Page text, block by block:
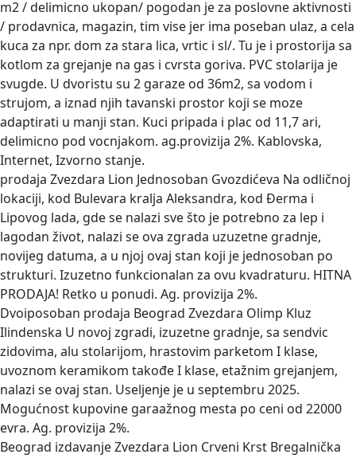
m2 / delimicno ukopan/ pogodan je za poslovne aktivnosti
/ prodavnica, magazin, tim vise jer ima poseban ulaz, a cela
kuca za npr. dom za stara lica, vrtic i sl/. Tu je i prostorija sa
kotlom za grejanje na gas i cvrsta goriva. PVC stolarija je
svugde. U dvoristu su 2 garaze od 36m2, sa vodom i
strujom, a iznad njih tavanski prostor koji se moze
adaptirati u manji stan. Kuci pripada i plac od 11,7 ari,
delimicno pod vocnjakom. ag.provizija 2%. Kablovska,
Internet, Izvorno stanje.
prodaja Zvezdara Lion Jednosoban Gvozdićeva Na odličnoj
lokaciji, kod Bulevara kralja Aleksandra, kod Đerma i
Lipovog lada, gde se nalazi sve što je potrebno za lep i
lagodan život, nalazi se ova zgrada uzuzetne gradnje,
novijeg datuma, a u njoj ovaj stan koji je jednosoban po
strukturi. Izuzetno funkcionalan za ovu kvadraturu. HITNA
PRODAJA! Retko u ponudi. Ag. provizija 2%.
Dvoiposoban prodaja Beograd Zvezdara Olimp Kluz
Ilindenska U novoj zgradi, izuzetne gradnje, sa sendvic
zidovima, alu stolarijom, hrastovim parketom I klase,
uvoznom keramikom takođe I klase, etažnim grejanjem,
nalazi se ovaj stan. Useljenje je u septembru 2025.
Mogućnost kupovine garaažnog mesta po ceni od 22000
evra. Ag. provizija 2%.
Beograd izdavanje Zvezdara Lion Crveni Krst Bregalnička